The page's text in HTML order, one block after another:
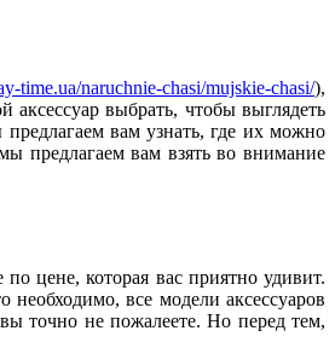
time.ua/naruchnie-chasi/mujskie-chasi/),
выбрать, чтобы выглядеть
вам узнать, где их можно
предлагаем вам взять во внимание
цене, которая вас приятно удивит.
все модели аксессуаров
точно не пожалеете. Но перед тем,